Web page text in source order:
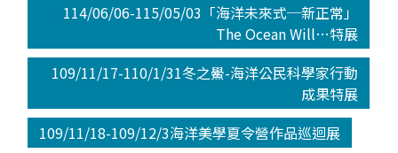
114/06/06-115/05/03「海洋未來式─新正常」
The Ocean Will…特展
109/11/17-110/1/31冬之鱟-海洋公民科學家行動
成果特展
109/11/18-109/12/3海洋美學夏令營作品巡迴展